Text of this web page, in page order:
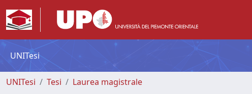
UNITesi
UNITesi Tesi Laurea magistrale